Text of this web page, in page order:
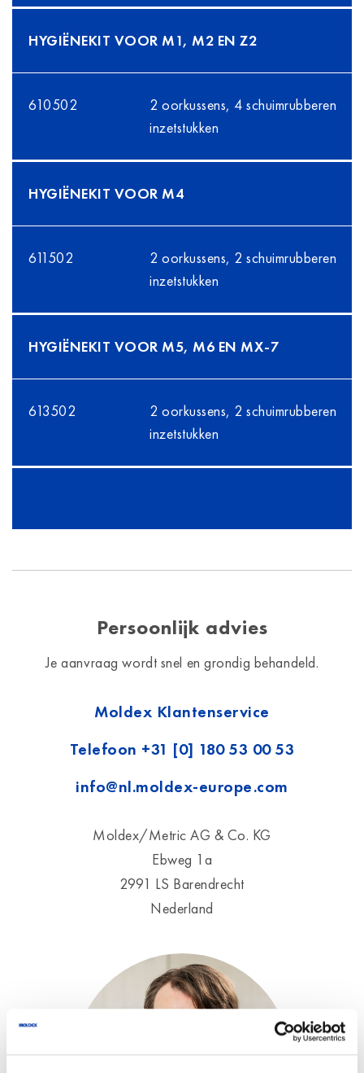
HYGIËNEKIT VOOR M1, M2 EN Z2
610502
2 oorkussens, 4 schuimrubberen
inzetstukken
HYGIËNEKIT VOOR M4
611502
2 oorkussens, 2 schuimrubberen
inzetstukken
HYGIËNEKIT VOOR M5, M6 EN MX-7
613502
2 oorkussens, 2 schuimrubberen
inzetstukken
Persoonlijk advies
Je aanvraag wordt snel en grondig behandeld.
Moldex Klantenservice
Telefoon +31 [0] 180 53 00 53
info@nl.moldex-europe.com
Moldex/Metric AG & Co. KG
Ebweg 1a
2991 LS Barendrecht
Nederland